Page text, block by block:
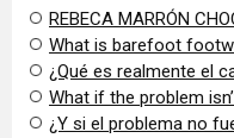
REBECA MARRÓN
What is barefoot
¿Qué es realmente el
​What if the problem
¿Y si el problema no